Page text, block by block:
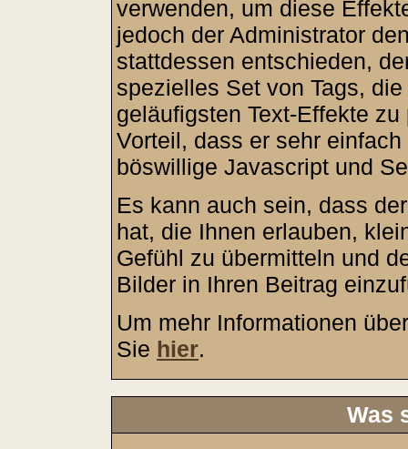
verwenden, um diese
jedoch der Administrator
stattdessen entschieden,
spezielles Set von Tags,
geläufigsten Text-Effekte
Vorteil, dass er sehr
böswillige Javascript und
Es kann auch sein, dass
hat, die Ihnen erlauben,
Gefühl zu übermitteln und
Bilder in Ihren Beitrag
Um mehr Informationen
Sie hier.
Was